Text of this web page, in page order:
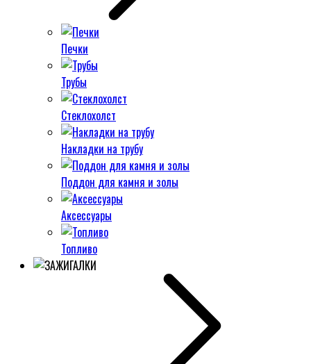
Печки
Трубы
Стеклохолст
Накладки на трубу
Поддон для камня и золы
Аксессуары
Топливо